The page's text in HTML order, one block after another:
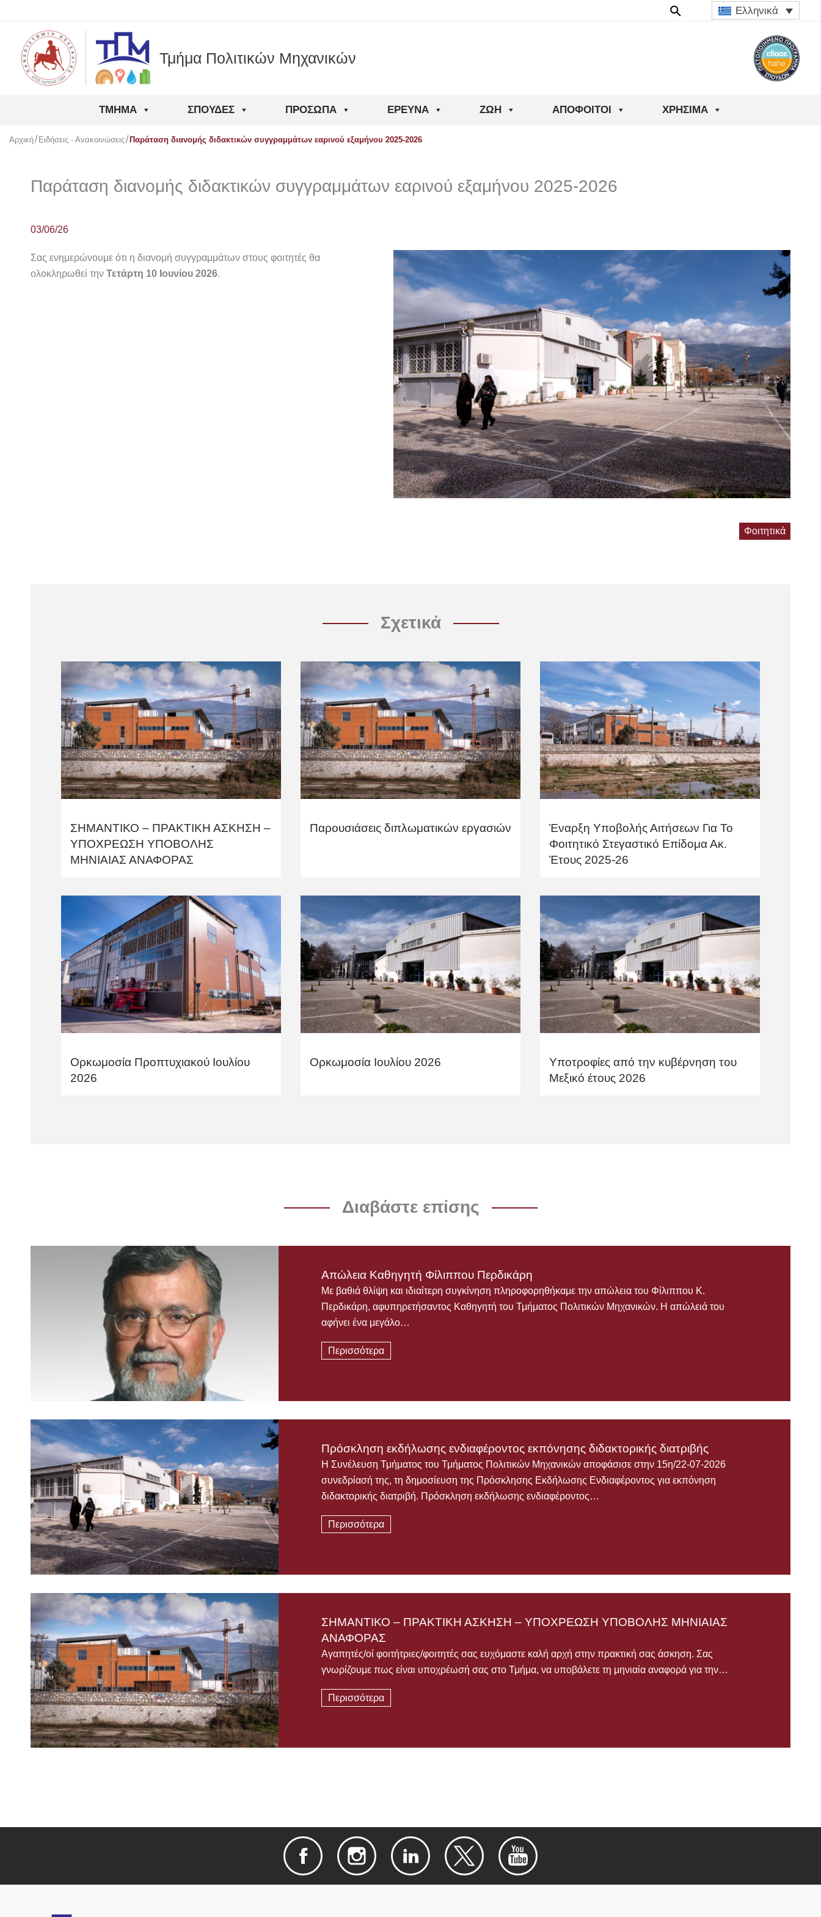
περιεχόμενο
Ελληνικά
Τμήμα Πολιτικών Μηχανικών
ΤΜΉΜΑ ΣΠΟΥΔΈΣ ΠΡΌΣΩΠΑ ΈΡΕΥΝΑ ΖΩΉ ΑΠΌΦΟΙΤΟΙ ΧΡΉΣΙΜΑ
Αρχική Ειδήσεις - Ανακοινώσεις Παράταση διανομής διδακτικών συγγραμμάτων εαρινού εξαμήνου 2025-2026
Παράταση διανομής διδακτικών συγγραμμάτων εαρινού εξαμήνου 2025-2026
03/06/26
Σας ενημερώνουμε ότι η διανομή συγγραμμάτων στους φοιτητές θα
ολοκληρωθεί την Τετάρτη 10 Ιουνίου 2026.
Φοιτητικά
Σχετικά
ΣΗΜΑΝΤΙΚΟ – ΠΡΑΚΤΙΚΗ ΑΣΚΗΣΗ –
ΥΠΟΧΡΕΩΣΗ ΥΠΟΒΟΛΗΣ
ΜΗΝΙΑΙΑΣ ΑΝΑΦΟΡΑΣ
Παρουσιάσεις διπλωματικών εργασιών
Έναρξη Υποβολής Αιτήσεων Για Το
Φοιτητικό Στεγαστικό Επίδομα Ακ.
Έτους 2025-26
Ορκωμοσία Προπτυχιακού Ιουλίου
2026
Ορκωμοσία Ιουλίου 2026
Υποτροφίες από την κυβέρνηση του
Μεξικό έτους 2026
Διαβάστε επίσης
Απώλεια Καθηγητή Φίλιππου Περδικάρη
Με βαθιά θλίψη και ιδιαίτερη συγκίνηση πληροφορηθήκαμε την απώλεια του Φίλιππου Κ.
Περδικάρη, αφυπηρετήσαντος Καθηγητή του Τμήματος Πολιτικών Μηχανικών. Η απώλειά του
αφήνει ένα μεγάλο…
Περισσότερα
Πρόσκληση εκδήλωσης ενδιαφέροντος εκπόνησης διδακτορικής διατριβής
Η Συνέλευση Τμήματος του Τμήματος Πολιτικών Μηχανικών αποφάσισε στην 15η/22-07-2026
συνεδρίασή της, τη δημοσίευση της Πρόσκλησης Εκδήλωσης Ενδιαφέροντος για εκπόνηση
διδακτορικής διατριβή. Πρόσκληση εκδήλωσης ενδιαφέροντος…
Περισσότερα
ΣΗΜΑΝΤΙΚΟ – ΠΡΑΚΤΙΚΗ ΑΣΚΗΣΗ – ΥΠΟΧΡΕΩΣΗ ΥΠΟΒΟΛΗΣ ΜΗΝΙΑΙΑΣ
ΑΝΑΦΟΡΑΣ
Αγαπητές/οί φοιτήτριες/φοιτητές σας ευχόμαστε καλή αρχή στην πρακτική σας άσκηση. Σας
γνωρίζουμε πως είναι υποχρέωσή σας στο Τμήμα, να υποβάλετε τη μηνιαία αναφορά για την…
Περισσότερα